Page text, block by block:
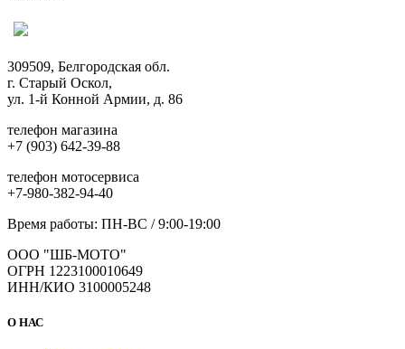
309509, Белгородская обл.
г. Старый Оскол,
ул. 1-й Конной Армии, д. 86
телефон магазина
+7 (903) 642-39-88
телефон мотосервиса
+7-980-382-94-40
Время работы: ПН-ВС / 9:00-19:00
ООО "ШБ-МОТО"
ОГРН 1223100010649
ИНН/КИО 3100005248
О НАС